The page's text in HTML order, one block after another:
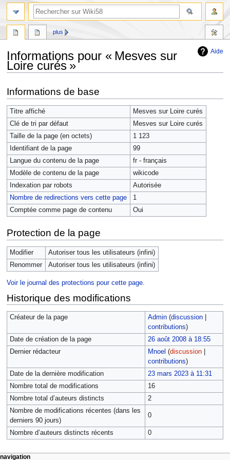
Aide
Informations pour « Mesves sur
Loire curés »
à
la
navigation
à
la
recherche
Informations de base
Titre affiché
Mesves sur Loire curés
Clé de tri par défaut
Mesves sur Loire curés
Taille de la page (en octets)
1 123
Identifiant de la page
99
Langue du contenu de la page
fr - français
Modèle de contenu de la page
wikicode
Indexation par robots
Autorisée
Nombre de redirections vers cette page
1
Comptée comme page de contenu
Oui
Protection de la page
Modifier
Autoriser tous les utilisateurs (infini)
Renommer
Autoriser tous les utilisateurs (infini)
Voir le journal des protections pour cette page.
Historique des modifications
Créateur de la page Admin (discussion|
contributions)
Date de création de la page
26 août 2008 à 18:55
Dernier rédacteur
Mnoel (discussion|
contributions)
Date de la dernière modification
23 mars 2023 à 11:31
Nombre total de modifications
16
Nombre total d’auteurs distincts
2
Nombre de modifications récentes (dans les
derniers 90 jours)
0
Nombre d’auteurs distincts récents 0
plus
navigation